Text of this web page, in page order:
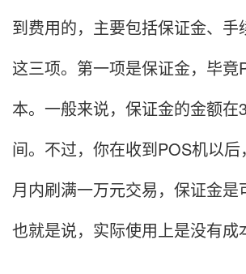
到费用的，主要包括保证金、手
这三项。第一项是保证金，毕竟
本。一般来说，保证金的金额在
间。不过，你在收到POS机以
月内刷满一万元交易，保证金是
也就是说，实际使用上是没有成